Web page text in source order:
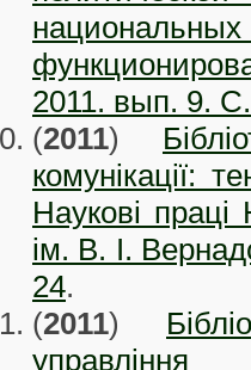
2011. вып. 9.
(2011)
комунікації:
Наукові праці
ім. В. І.
24.
(2011)
управління